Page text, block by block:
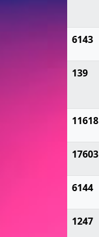
6143
139
11618
17603
6144
1247